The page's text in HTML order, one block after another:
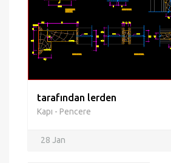
tarafından lerden
Kapı - Pencere
28 Jan